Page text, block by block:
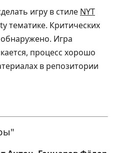
игру в стиле NYT
тематике. Критических
Игра
процесс хорошо
в репозитории